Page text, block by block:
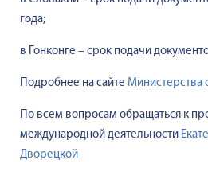
года;
в Гонконге – срок подачи
Подробнее на сайте Министерства
По всем вопросам обращаться к
международной деятельности
Дворецкой